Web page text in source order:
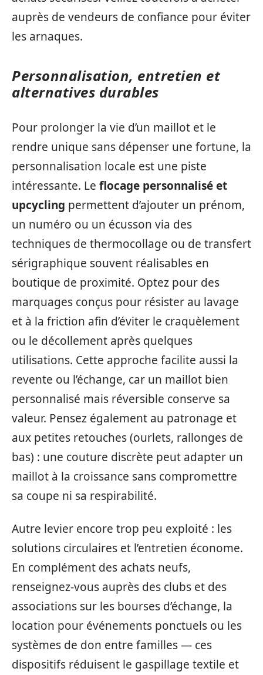
auprès de vendeurs de confiance pour éviter
les arnaques.
Personnalisation, entretien et
alternatives durables
Pour prolonger la vie d’un maillot et le
rendre unique sans dépenser une fortune, la
personnalisation locale est une piste
intéressante. Le flocage personnalisé et
upcycling permettent d’ajouter un prénom,
un numéro ou un écusson via des
techniques de thermocollage ou de transfert
sérigraphique souvent réalisables en
boutique de proximité. Optez pour des
marquages conçus pour résister au lavage
et à la friction afin d’éviter le craquèlement
ou le décollement après quelques
utilisations. Cette approche facilite aussi la
revente ou l’échange, car un maillot bien
personnalisé mais réversible conserve sa
valeur. Pensez également au patronage et
aux petites retouches (ourlets, rallonges de
bas) : une couture discrète peut adapter un
maillot à la croissance sans compromettre
sa coupe ni sa respirabilité.
Autre levier encore trop peu exploité : les
solutions circulaires et l’entretien économe.
En complément des achats neufs,
renseignez-vous auprès des clubs et des
associations sur les bourses d’échange, la
location pour événements ponctuels ou les
systèmes de don entre familles — ces
dispositifs réduisent le gaspillage textile et